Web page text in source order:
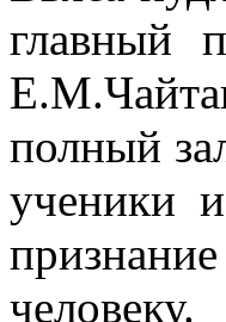
главный
полный
ученики
человеку.